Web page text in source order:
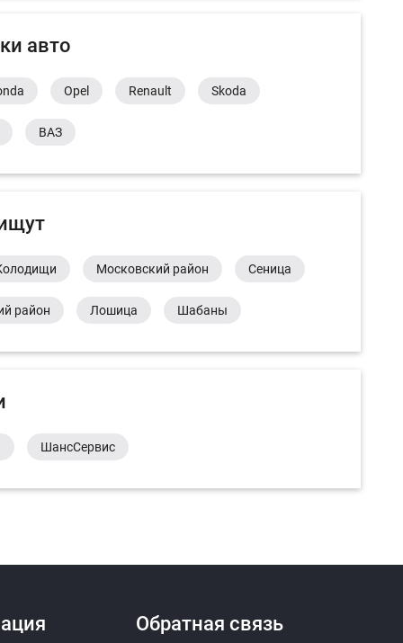
авто
Opel Renault Skoda
ВАЗ
Московский район Сеница
район Лошица Шабаны
ШансСервис
Обратная связь